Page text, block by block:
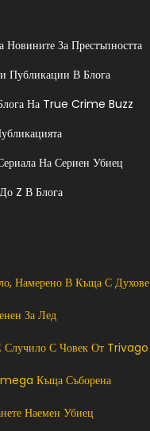
За Престъпността
Публикации В Блога
На True Crime Buzz
На Сериен Убиец
Z В Блога
Намерено В Къща С Духове
За Лед
Случило С Човек От Trivago
Къща Съборена
Наемен Убиец